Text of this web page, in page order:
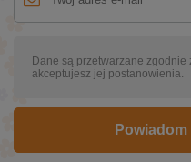
Dane są przetwarzane zgodnie
akceptujesz jej postanowienia.